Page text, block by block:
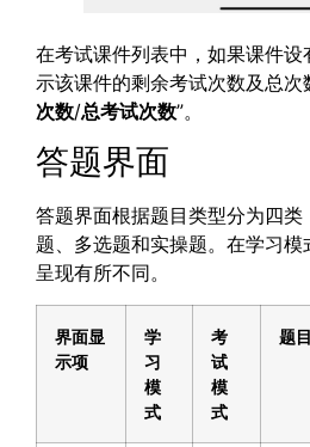
在考试课件列表中，如果课件设
示该课件的剩余考试次数及总次
次数/总考试次数”。
答题界面
答题界面根据题目类型分为四
题、多选题和实操题。在学习
呈现有所不同。
界面显
示项
学
习
模
式
考
试
模
式
题